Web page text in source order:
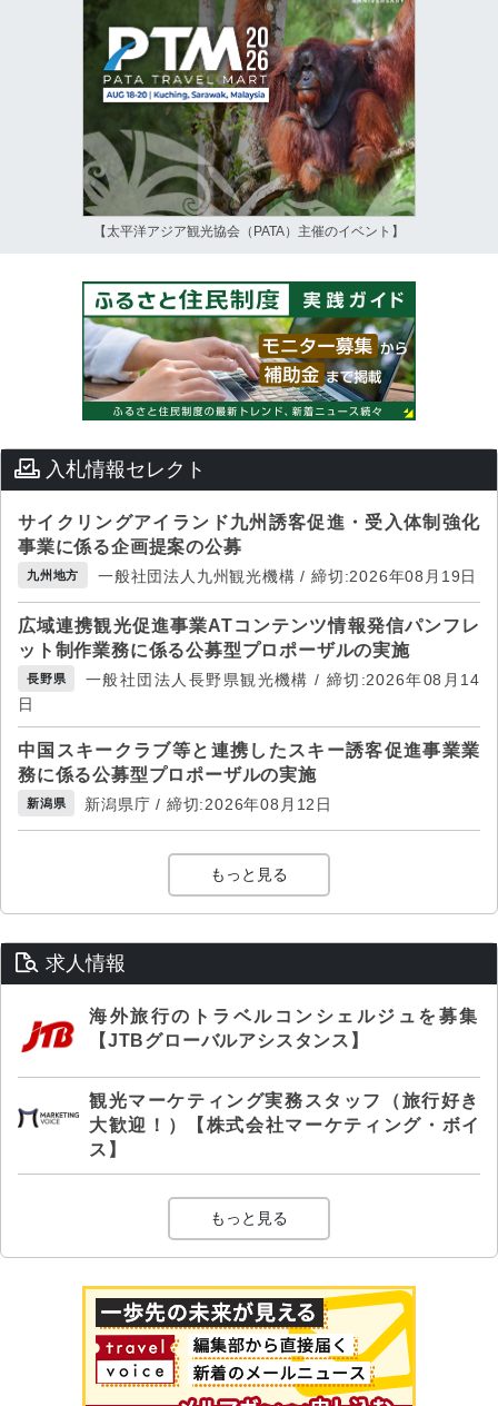
【太平洋アジア観光協会（PATA）主催のイベント】
入札情報セレクト
サイクリングアイランド九州誘客促進・受入体制強化
事業に係る企画提案の公募
九州地方 一般社団法人九州観光機構 / 締切:2026年08月19日
広域連携観光促進事業ATコンテンツ情報発信パンフレ
ット制作業務に係る公募型プロポーザルの実施
長野県
一般社団法人長野県観光機構 / 締切:2026年08月14
日
中国スキークラブ等と連携したスキー誘客促進事業業
務に係る公募型プロポーザルの実施
新潟県 新潟県庁 / 締切:2026年08月12日
もっと見る
求人情報
海外旅行のトラベルコンシェルジュを募集
【JTBグローバルアシスタンス】
観光マーケティング実務スタッフ（旅行好き
大歓迎！）【株式会社マーケティング・ボイ
ス】
もっと見る